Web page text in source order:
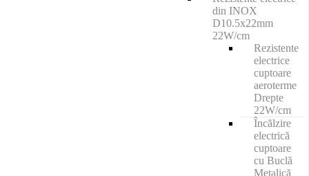
din INOX
D10.5x22mm
22W/cm
Rezistente
electrice
cuptoare
aeroterme
Drepte
22W/cm
Încălzire
electrică
cuptoare
cu Buclă
Metalică